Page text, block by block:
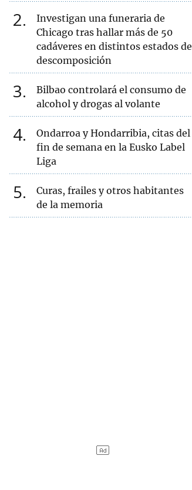
2
Investigan una funeraria de
Chicago tras hallar más de 50
cadáveres en distintos estados de
descomposición
3
Bilbao controlará el consumo de
alcohol y drogas al volante
4
Ondarroa y Hondarribia, citas del
fin de semana en la Eusko Label
Liga
5
Curas, frailes y otros habitantes
de la memoria